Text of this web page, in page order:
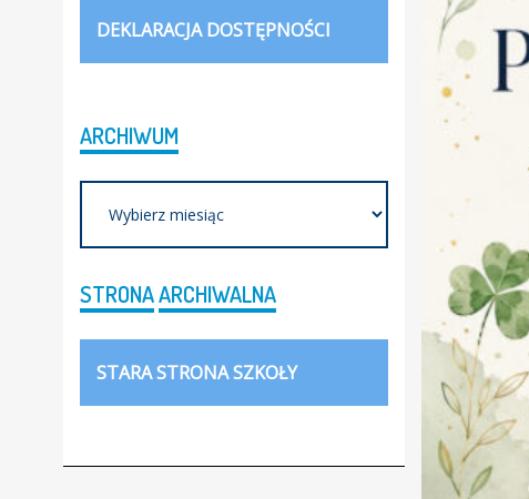
DEKLARACJA DOSTĘPNOŚCI
ARCHIWUM
STRONAARCHIWALNA
STARA STRONA SZKOŁY